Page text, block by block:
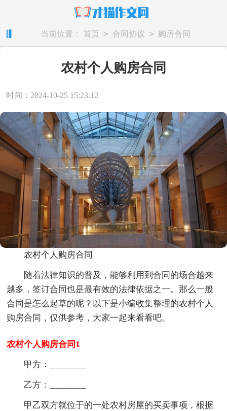
当前位置： 首页 > 合同协议 > 购房合同
农村个人购房合同
时间：2024-10-25 15:23:12
农村个人购房合同
随着法律知识的普及，能够利用到合同的场合越来
越多，签订合同也是最有效的法律依据之一。那么一般
合同是怎么起草的呢？以下是小编收集整理的农村个人
购房合同，仅供参考，大家一起来看看吧。
农村个人购房合同1
甲方：________
乙方：________
甲乙双方就位于的一处农村房屋的买卖事项，根据